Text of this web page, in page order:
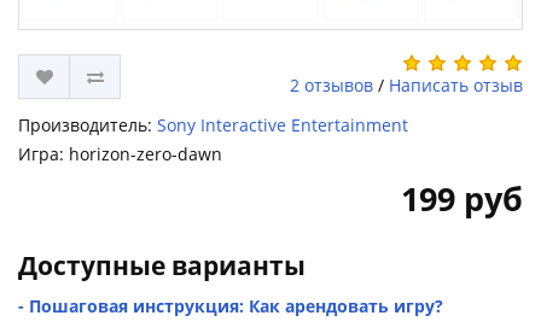
2 отзывов / Написать отзыв
Производитель: Sony Interactive Entertainment
Игра: horizon-zero-dawn
199 руб
Доступные варианты
- Пошаговая инструкция: Как арендовать игру?